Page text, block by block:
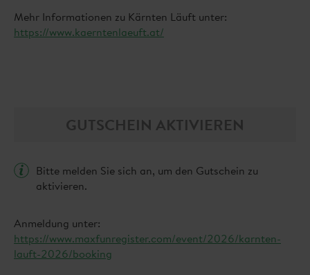
Mehr Informationen zu Kärnten Läuft unter:
https://www.kaerntenlaeuft.at/
GUTSCHEIN AKTIVIEREN
Bitte melden Sie sich an, um den Gutschein zu
aktivieren.
Anmeldung unter:
https://www.maxfunregister.com/event/2026/karnten-
lauft-2026/booking